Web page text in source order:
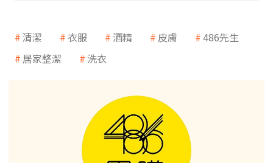
清潔 衣服 酒精 皮膚
486先生
居家整潔
洗衣